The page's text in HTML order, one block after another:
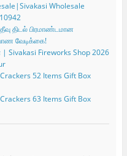
Wholesale
திடல் பிரமாண்டமான
வேடிக்கை!
| Sivakasi Fireworks Shop 2026
52 Items Gift Box
63 Items Gift Box